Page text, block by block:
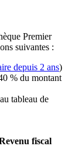
Premier
suivantes :
depuis 2 ans)
% du montant
tableau de
fiscal